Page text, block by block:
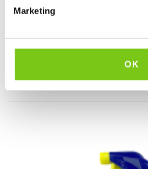
Marketing
OK
Op voorraad: direct leverbaar
4.29 3 39